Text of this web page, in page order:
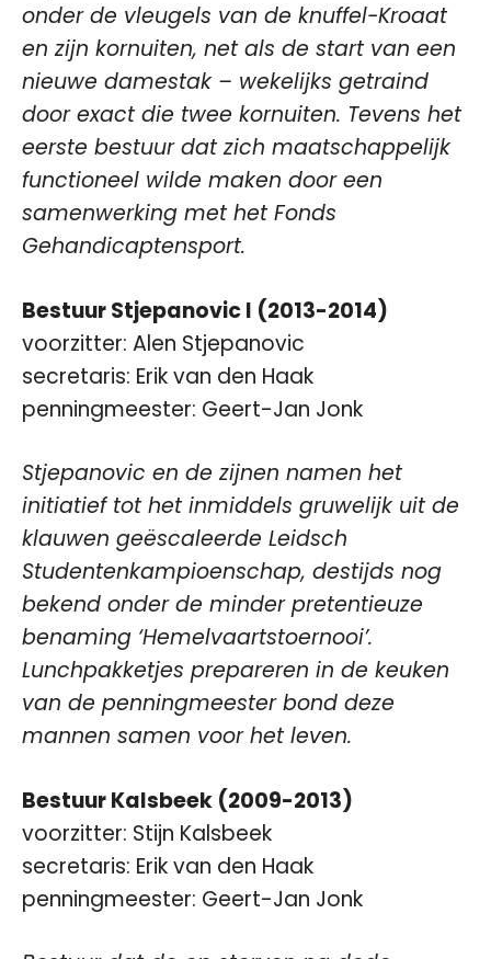
onder de vleugels van de knuffel-Kroaat
en zijn kornuiten, net als de start van een
nieuwe damestak – wekelijks getraind
door exact die twee kornuiten. Tevens het
eerste bestuur dat zich maatschappelijk
functioneel wilde maken door een
samenwerking met het Fonds
Gehandicaptensport.
Bestuur Stjepanovic I (2013-2014)
voorzitter: Alen Stjepanovic
secretaris: Erik van den Haak
penningmeester: Geert-Jan Jonk
Stjepanovic en de zijnen namen het
initiatief tot het inmiddels gruwelijk uit de
klauwen geëscaleerde Leidsch
Studentenkampioenschap, destijds nog
bekend onder de minder pretentieuze
benaming ‘Hemelvaartstoernooi’.
Lunchpakketjes prepareren in de keuken
van de penningmeester bond deze
mannen samen voor het leven.
Bestuur Kalsbeek (2009-2013)
voorzitter: Stijn Kalsbeek
secretaris: Erik van den Haak
penningmeester: Geert-Jan Jonk